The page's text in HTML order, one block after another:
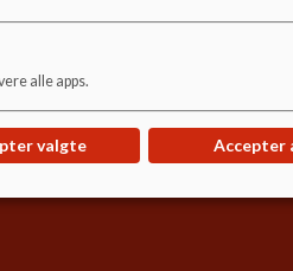
alle apps.
valgte Accepter